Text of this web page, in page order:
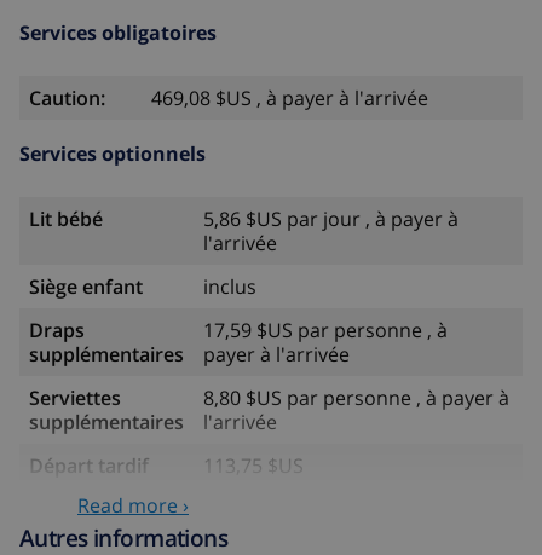
Services obligatoires
Caution: 469,08 $US , à payer à l'arrivée
Services optionnels
Lit bébé
5,86 $US par jour , à payer à
l'arrivée
Siège enfant
inclus
Draps
supplémentaires
17,59 $US par personne , à
payer à l'arrivée
Serviettes
supplémentaires
8,80 $US par personne , à payer à
l'arrivée
Départ tardif
113,75 $US
Nettoyage
supplémentaire
énergétique (52,77 $US/HOUR)
Read more ›
Autres informations